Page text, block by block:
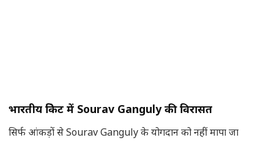
भारतीय क्रिकेट में Sourav Gangulyकी विरासत
सिर्फ आंकड़ों से Sourav Ganguly के योगदान को नहीं मापा जा